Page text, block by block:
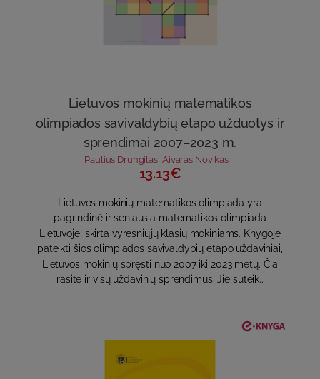
Lietuvos mokinių matematikos
olimpiados savivaldybių etapo užduotys ir
sprendimai 2007–2023 m.
Paulius Drungilas Aivaras Novikas
13.13€
Lietuvos mokinių matematikos olimpiada yra
pagrindinė ir seniausia matematikos olimpiada
Lietuvoje, skirta vyresniųjų klasių mokiniams. Knygoje
pateikti šios olimpiados savivaldybių etapo uždaviniai,
Lietuvos mokinių spręsti nuo 2007 iki 2023 metų. Čia
rasite ir visų uždavinių sprendimus. Jie suteik..